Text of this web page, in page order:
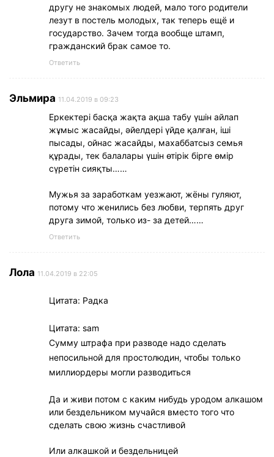
другу не знакомых людей, мало того родители
лезут в постель молодых, так теперь ещё и
государство. Зачем тогда вообще штамп,
гражданский брак самое то.
Ответить
Эльмира 11.04.2019 в 09:23
Еркектері басқа жақта ақша табу үшін айлап
жұмыс жасайды, әйелдері үйде қалған, іші
пысады, ойнас жасайды, махаббатсыз семья
құрады, тек балалары үшін өтірік бірге өмір
сүретін сияқты……
Мужья за заработкам уезжают, жёны гуляют,
потому что женились без любви, терпять друг
друга зимой, только из- за детей……
Ответить
Лола 11.04.2019 в 22:05
Цитата: Радка
Цитата: sam
Сумму штрафа при разводе надо сделать
непосильной для простолюдин, чтобы только
миллиордеры могли разводиться
Да и живи потом с каким нибудь уродом алкашом
или бездельником мучайся вместо того что
сделать свою жизнь счастливой
Или алкашкой и бездельницей